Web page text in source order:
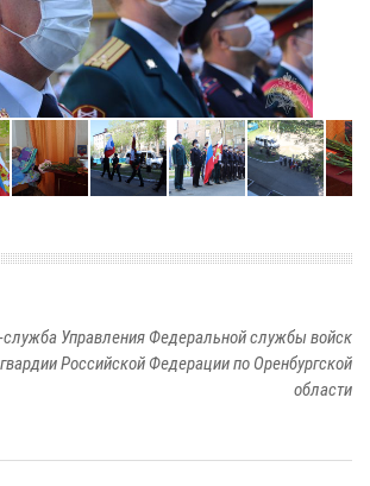
Управления Федеральной службы войск
Российской Федерации по Оренбургской
области